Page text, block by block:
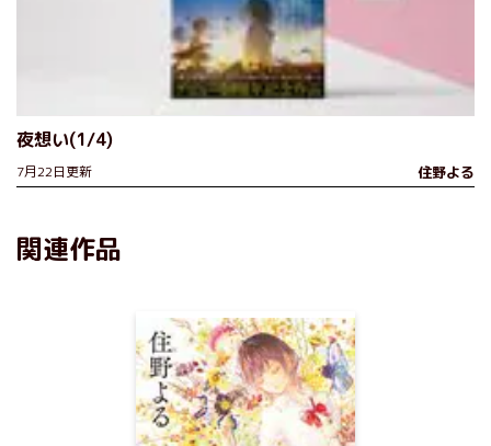
夜想い(1/4)
7月22日更新 住野よる
関連作品